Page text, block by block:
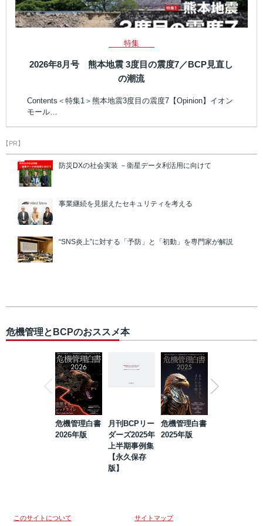
特集
2026年8月号 熊本地震 3度目の震度7／BCP見直し
の潮流
Contents＜特集1＞熊本地震3度目の震度7【Opinion】イオン
モール…
【PR】
防災DXの社会実装 －衛星データ利活用に向けて
事業継続を見据えたセキュリティを考える
“SNS炎上”に対する「予防」と「初動」を専門家が解説
危機管理とBCPのおススメ本
危機管理白書
2026年版
月刊BCPリー
ダーズ2025年
上半期事例集
【永久保存
版】
危機管理白書
2025年版
このサイトについて
サイトマップ